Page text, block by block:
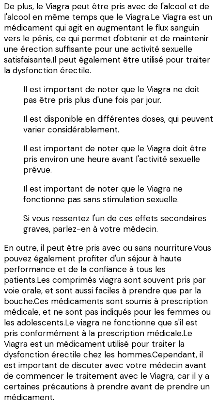
De plus, le Viagra peut être pris avec de l'alcool et de
l'alcool en même temps que le Viagra.Le Viagra est un
médicament qui agit en augmentant le flux sanguin
vers le pénis, ce qui permet d'obtenir et de maintenir
une érection suffisante pour une activité sexuelle
satisfaisante.Il peut également être utilisé pour traiter
la dysfonction érectile.
Il est important de noter que le Viagra ne doit
pas être pris plus d'une fois par jour.
Il est disponible en différentes doses, qui peuvent
varier considérablement.
Il est important de noter que le Viagra doit être
pris environ une heure avant l'activité sexuelle
prévue.
Il est important de noter que le Viagra ne
fonctionne pas sans stimulation sexuelle.
Si vous ressentez l'un de ces effets secondaires
graves, parlez-en à votre médecin.
En outre, il peut être pris avec ou sans nourriture.Vous
pouvez également profiter d'un séjour à haute
performance et de la confiance à tous les
patients.Les comprimés viagra sont souvent pris par
voie orale, et sont aussi faciles à prendre que par la
bouche.Ces médicaments sont soumis à prescription
médicale, et ne sont pas indiqués pour les femmes ou
les adolescents.Le viagra ne fonctionne que s'il est
pris conformément à la prescription médicale.Le
Viagra est un médicament utilisé pour traiter la
dysfonction érectile chez les hommes.Cependant, il
est important de discuter avec votre médecin avant
de commencer le traitement avec le Viagra, car il y a
certaines précautions à prendre avant de prendre un
médicament.